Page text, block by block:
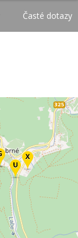
Časté dotazy